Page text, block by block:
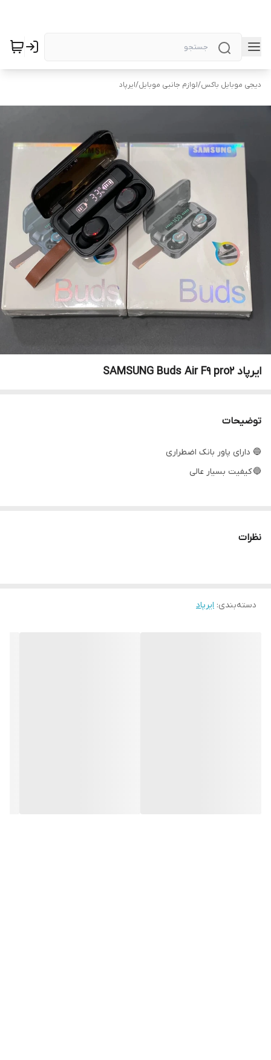
دیجی موبایل باکس/لوازم جانبی موبایل/ایرپاد
ایرپاد SAMSUNG Buds Air F9 pro2
توضیحات
🔵 دارای پاور بانک اضطراری
🔵 کیفیت بسیار عالی
نظرات
دسته‌بندی: ایرپاد